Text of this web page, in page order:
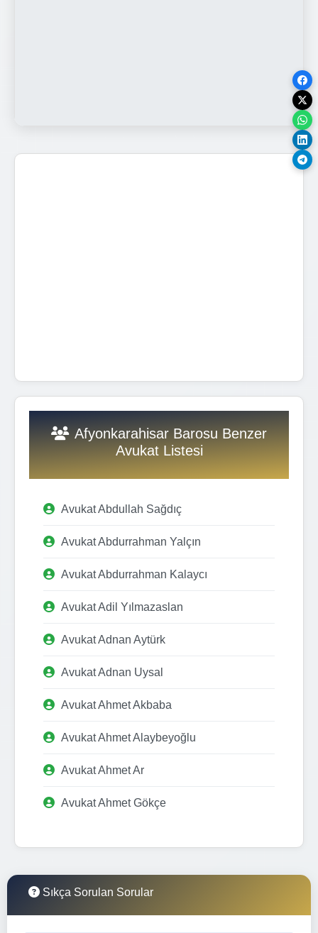
Afyonkarahisar Barosu Benzer
Avukat Listesi
Avukat Abdullah Sağdıç
Avukat Abdurrahman Yalçın
Avukat Abdurrahman Kalaycı
Avukat Adil Yılmazaslan
Avukat Adnan Aytürk
Avukat Adnan Uysal
Avukat Ahmet Akbaba
Avukat Ahmet Alaybeyoğlu
Avukat Ahmet Ar
Avukat Ahmet Gökçe
Sıkça Sorulan Sorular